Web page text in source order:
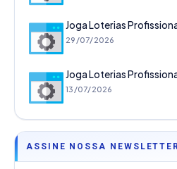
Joga Loterias
29/07/2026
Joga Loterias
13/07/2026
ASSINE NOSSA